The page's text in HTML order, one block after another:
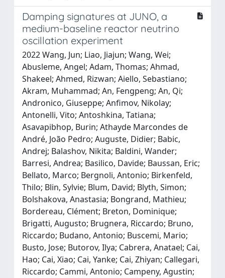
Damping signatures at JUNO, a
medium-baseline reactor neutrino
oscillation experiment
2022 Wang, Jun; Liao, Jiajun; Wang, Wei;
Abusleme, Angel; Adam, Thomas; Ahmad,
Shakeel; Ahmed, Rizwan; Aiello, Sebastiano;
Akram, Muhammad; An, Fengpeng; An, Qi;
Andronico, Giuseppe; Anfimov, Nikolay;
Antonelli, Vito; Antoshkina, Tatiana;
Asavapibhop, Burin; Athayde Marcondes de
André, João Pedro; Auguste, Didier; Babic,
Andrej; Balashov, Nikita; Baldini, Wander;
Barresi, Andrea; Basilico, Davide; Baussan, Eric;
Bellato, Marco; Bergnoli, Antonio; Birkenfeld,
Thilo; Blin, Sylvie; Blum, David; Blyth, Simon;
Bolshakova, Anastasia; Bongrand, Mathieu;
Bordereau, Clément; Breton, Dominique;
Brigatti, Augusto; Brugnera, Riccardo; Bruno,
Riccardo; Budano, Antonio; Buscemi, Mario;
Busto, Jose; Butorov, Ilya; Cabrera, Anatael; Cai,
Hao; Cai, Xiao; Cai, Yanke; Cai, Zhiyan; Callegari,
Riccardo; Cammi, Antonio; Campeny, Agustin;